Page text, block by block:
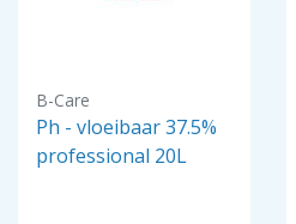
B-Care
Ph - vloeibaar 37.5%
professional 20L